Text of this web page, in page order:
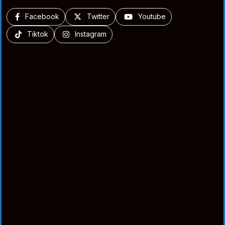
Facebook Twitter Youtube
Tiktok Instagram